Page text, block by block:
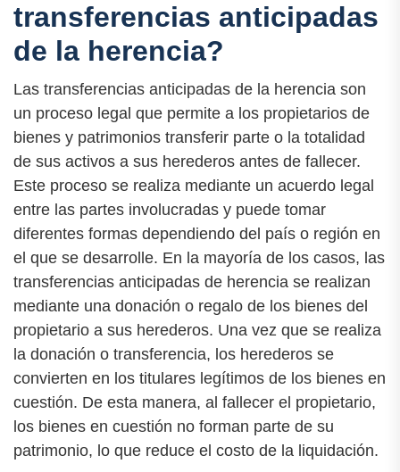
transferencias anticipadas
de la herencia?
Las transferencias anticipadas de la herencia son
un proceso legal que permite a los propietarios de
bienes y patrimonios transferir parte o la totalidad
de sus activos a sus herederos antes de fallecer.
Este proceso se realiza mediante un acuerdo legal
entre las partes involucradas y puede tomar
diferentes formas dependiendo del país o región en
el que se desarrolle. En la mayoría de los casos, las
transferencias anticipadas de herencia se realizan
mediante una donación o regalo de los bienes del
propietario a sus herederos. Una vez que se realiza
la donación o transferencia, los herederos se
convierten en los titulares legítimos de los bienes en
cuestión. De esta manera, al fallecer el propietario,
los bienes en cuestión no forman parte de su
patrimonio, lo que reduce el costo de la liquidación.